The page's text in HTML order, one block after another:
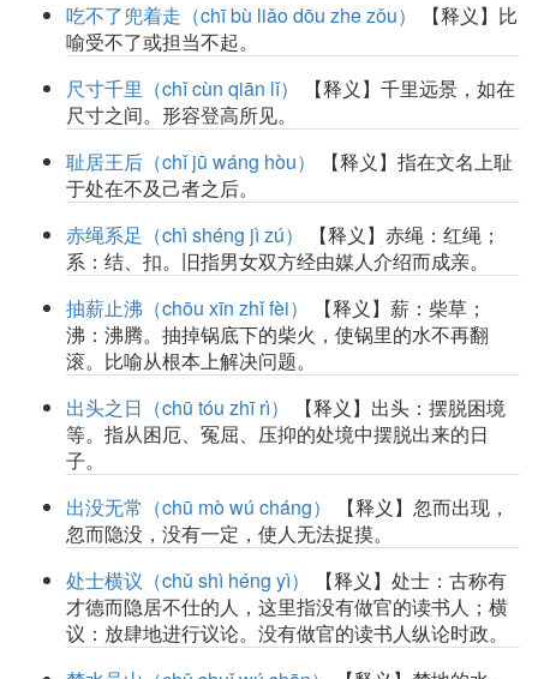
吃不了兜着走（chī bù liǎo dōu zhe zǒu）
【释义】比
喻受不了或担当不起。
尺寸千里（chǐ cùn qiān lǐ）
【释义】千里远景，如在
尺寸之间。形容登高所见。
耻居王后（chǐ jū wáng hòu）
【释义】指在文名上耻
于处在不及己者之后。
赤绳系足（chì shéng jì zú）
【释义】赤绳：红绳；
系：结、扣。旧指男女双方经由媒人介绍而成亲。
抽薪止沸（chōu xīn zhǐ fèi）
【释义】薪：柴草；
沸：沸腾。抽掉锅底下的柴火，使锅里的水不再翻
滚。比喻从根本上解决问题。
出头之日（chū tóu zhī rì）
【释义】出头：摆脱困境
等。指从困厄、冤屈、压抑的处境中摆脱出来的日
子。
出没无常（chū mò wú cháng）
【释义】忽而出现，
忽而隐没，没有一定，使人无法捉摸。
处士横议（chǔ shì héng yì）
【释义】处士：古称有
才德而隐居不仕的人，这里指没有做官的读书人；横
议：放肆地进行议论。没有做官的读书人纵论时政。